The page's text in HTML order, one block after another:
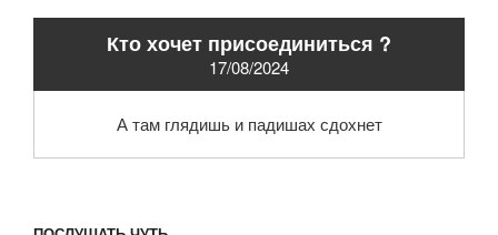
Кто хочет присоединиться ?
17/08/2024
А там глядишь и падишах сдохнет